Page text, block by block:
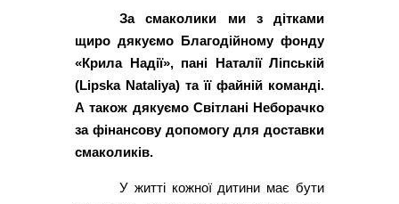
За смаколики ми з дітками
щиро дякуємо Благодійному фонду
«Крила Надії», пані Наталії Ліпській
(Lipska Nataliya) та її файній команді.
А також дякуємо Світлані Неборачко
за фінансову допомогу для доставки
смаколиків.
У житті кожної дитини має бути